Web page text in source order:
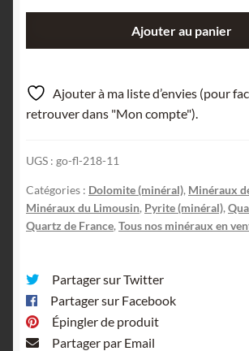
Dolomite
et
Pyrite,
Besse,
Saint-
Julien-
aux-
Ajouter au panier
Ajouter à ma liste d’envies (pour
retrouver dans "Mon compte").
UGS : go-fl-218-11
Catégories : Dolomite (minéral), Minéraux
Minéraux du Limousin, Pyrite (minéral),
Quartz de France, Tous nos minéraux en
Partager sur Twitter
Partager sur Facebook
Épingler de produit
Partager par Email